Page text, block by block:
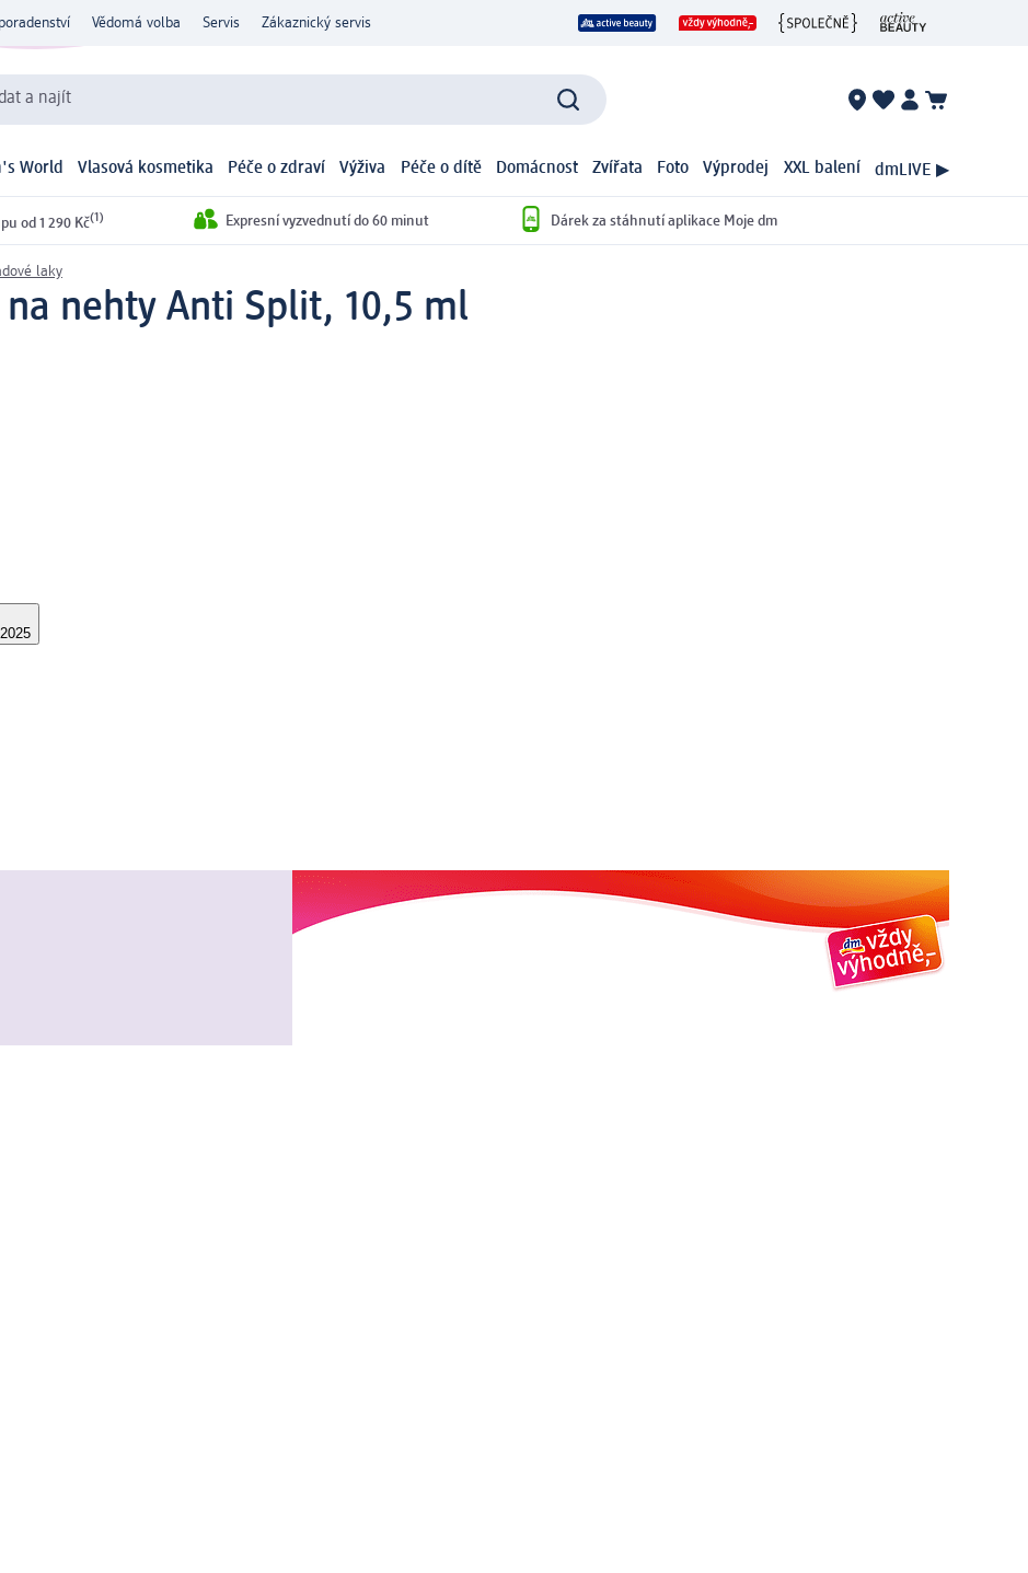
Vědomá volba Servis Zákaznický servis
a najít
World Vlasová kosmetika Péče o zdraví Výživa Péče o dítě Domácnost Zvířata Foto Výprodej XXL balení dmLIVE ▶
od 1 290 Kč(1) Expresní vyzvednutí do 60 minut Dárek za stáhnutí aplikace Moje dm
laky
nehty Anti Split, 10,5 ml